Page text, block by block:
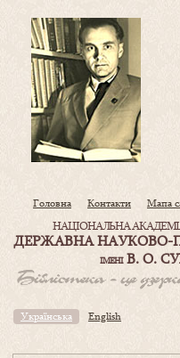
Головна Контакти Мапа
НАЦІОНАЛЬНА
ДЕРЖАВНА НАУКОВО-
ІМЕНІВ. О.
Українська English